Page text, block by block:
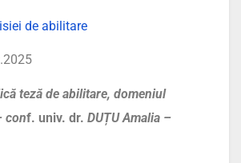
de abilitare
teză de abilitare, domeniul
conf. univ. dr. DUȚU Amalia –